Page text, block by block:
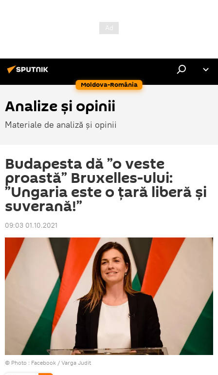
Moldova-România
Analize și opinii
Materiale de analiză și opinii
Budapesta dă ”o veste
proastă” Bruxelles-ului:
”Ungaria este o țară liberă și
suverană!”
09:03 01.10.2021
© Photo : Facebook / Varga Judit